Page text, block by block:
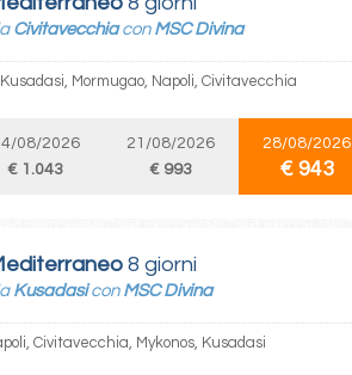
Civitavecchiacon MSC Divina
Mormugao, Napoli, Civitavecchia
08/2026
€ 1.043
21/08/2026
€ 993
28/08/2026
€ 943
8 giorni
Kusadasicon MSC Divina
Civitavecchia, Mykonos, Kusadasi